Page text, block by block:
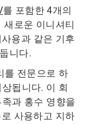
를 포함한 4개의
로운 이니셔티
용과 같은 기후
니다.
를 전문으로 하
됩니다. 이 회
과 홍수 영향을
사용하고 지하